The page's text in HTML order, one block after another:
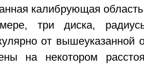
калибрующая
три диска,
от вышеуказанной
на некотором